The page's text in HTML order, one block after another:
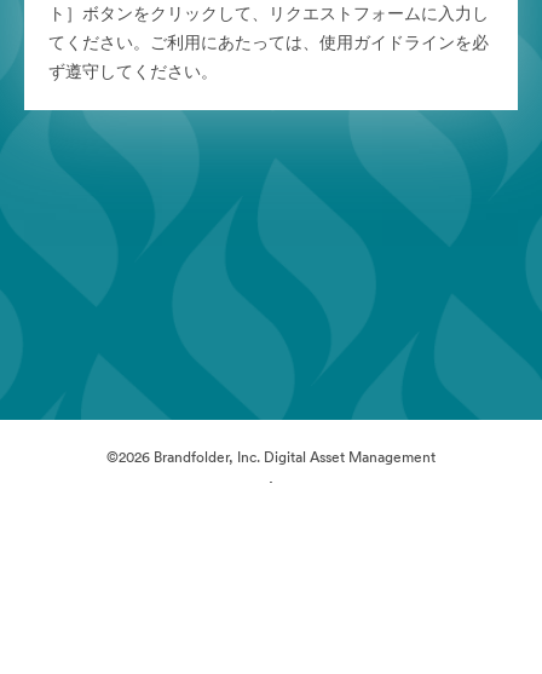
ト］ボタンをクリックして、リクエストフォームに入力し
てください。ご利用にあたっては、使用ガイドラインを必
ず遵守してください。
©2026 Brandfolder, Inc. Digital Asset Management
·